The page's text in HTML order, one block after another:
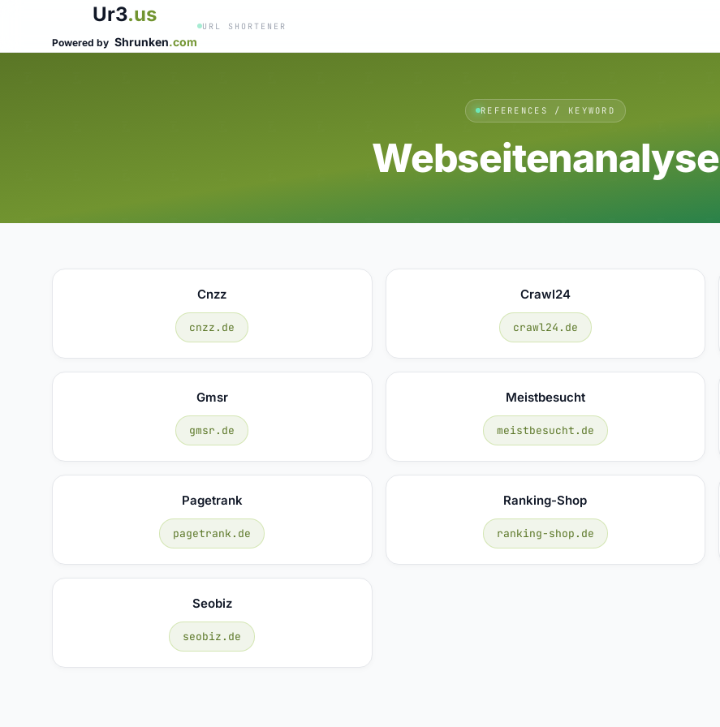
Ur3.us
Powered by Shrunken.com
URL SHORTENER
REFERENCES / KEYWORD
Webseitenanalyse
Cnzz
cnzz.de
Crawl24
crawl24.de
Gmsr
gmsr.de
Meistbesucht
meistbesucht.de
Pagetrank
pagetrank.de
Ranking-Shop
ranking-shop.de
Seobiz
seobiz.de